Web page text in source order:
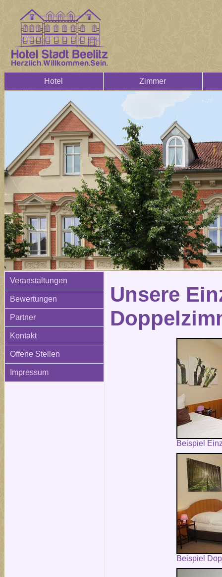
Hotel Zimmer
Veranstaltungen
Bewertungen
Partner
Kontakt
Offene Stellen
Impressum
Unsere
Beispiel
Beispiel